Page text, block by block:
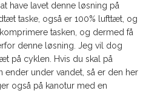
have lavet denne løsning på
taske, også er 100% lufttæt, og
tasken, og dermed få
denne løsning. Jeg vil dog
på cyklen. Hvis du skal på
ender under vandet, så er den her
også på kanotur med en